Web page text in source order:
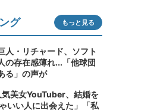
グ もっと見る
人・リチャード、ソフト
の存在感薄れ...「他球団
る」の声が
美女YouTuber、結婚を
いい人に出会えた」「私